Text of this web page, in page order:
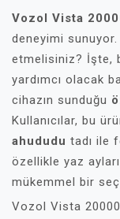
Vozol Vista
deneyimi
etmelisiniz? İşte,
yardımcı olacak
cihazın sunduğu
Kullanıcılar, bu
ahududu tadı ile
özellikle yaz
mükemmel bir
Vozol Vista